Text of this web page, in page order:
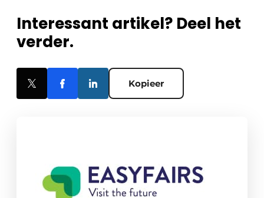
Interessant artikel? Deel het
verder.
Kopieer